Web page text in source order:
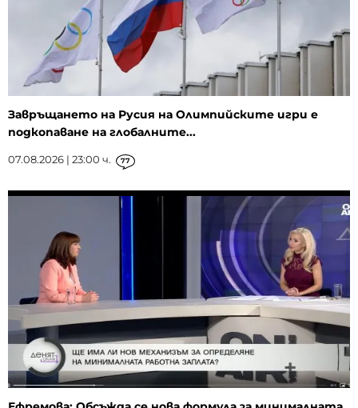
Завръщането на Русия на Олимпийските игри е
подкопаване на глобалните...
07.08.2026 | 23:00 ч. 77